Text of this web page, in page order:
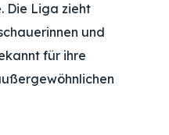
Die Liga zieht
und
für ihre